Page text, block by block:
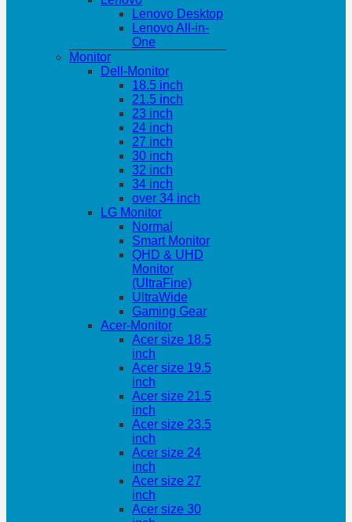
Lenovo Desktop
Lenovo All-in-
One
Monitor
Dell-Monitor
18.5 inch
21.5 inch
23 inch
24 inch
27 inch
30 inch
32 inch
34 inch
over 34 inch
LG Monitor
Normal
Smart Monitor
QHD & UHD
Monitor
(UltraFine)
UltraWide
Gaming Gear
Acer-Monitor
Acer size 18.5
inch
Acer size 19.5
inch
Acer size 21.5
inch
Acer size 23.5
inch
Acer size 24
inch
Acer size 27
inch
Acer size 30